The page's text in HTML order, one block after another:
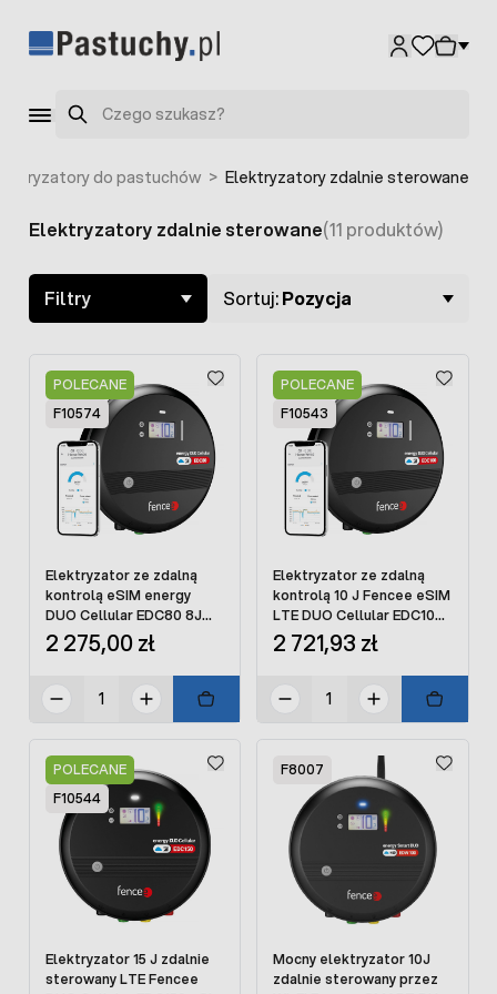
Szukaj
do pastuchów > Elektryzatory zdalnie sterowane
Skip to product list
Elektryzatory zdalnie sterowane(11 produktów)
Filtry Sortuj:Pozycja
POLECANE
F10574
Elektryzator ze zdalną
kontrolą eSIM energy
DUO Cellular EDC80 8J
lokalizacja GPS
2 275,00 zł
POLECANE
F10543
Elektryzator ze zdalną
kontrolą 10 J Fencee eSIM
LTE DUO Cellular EDC100
lokalizacja GPS
2 721,93 zł
POLECANE
F10544
Elektryzator 15 J zdalnie
sterowany LTE Fencee
F8007
Mocny elektryzator 10J
zdalnie sterowany przez